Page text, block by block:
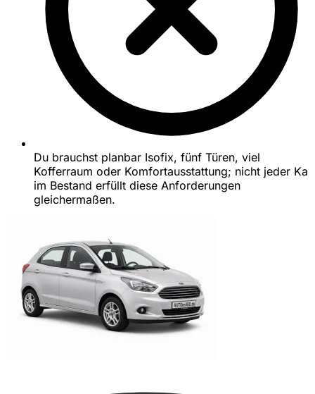
Du brauchst planbar Isofix, fünf Türen, viel
Kofferraum oder Komfortausstattung; nicht jeder Ka
im Bestand erfüllt diese Anforderungen
gleichermaßen.